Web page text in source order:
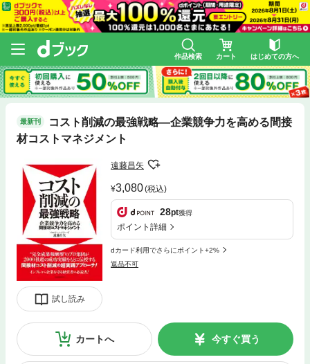
作品検索 カート はじめての方へ
最新刊
コスト削減の最強戦略―企業競争力を高める間接
材コストマネジメント
試し読み
遠藤昌矢
3,080(税込)
28pt獲得
ポイント詳細
dカード利用でさらにポイント+2%
返品不可
カートへ 今すぐ買う